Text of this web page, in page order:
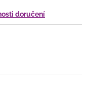
doručení